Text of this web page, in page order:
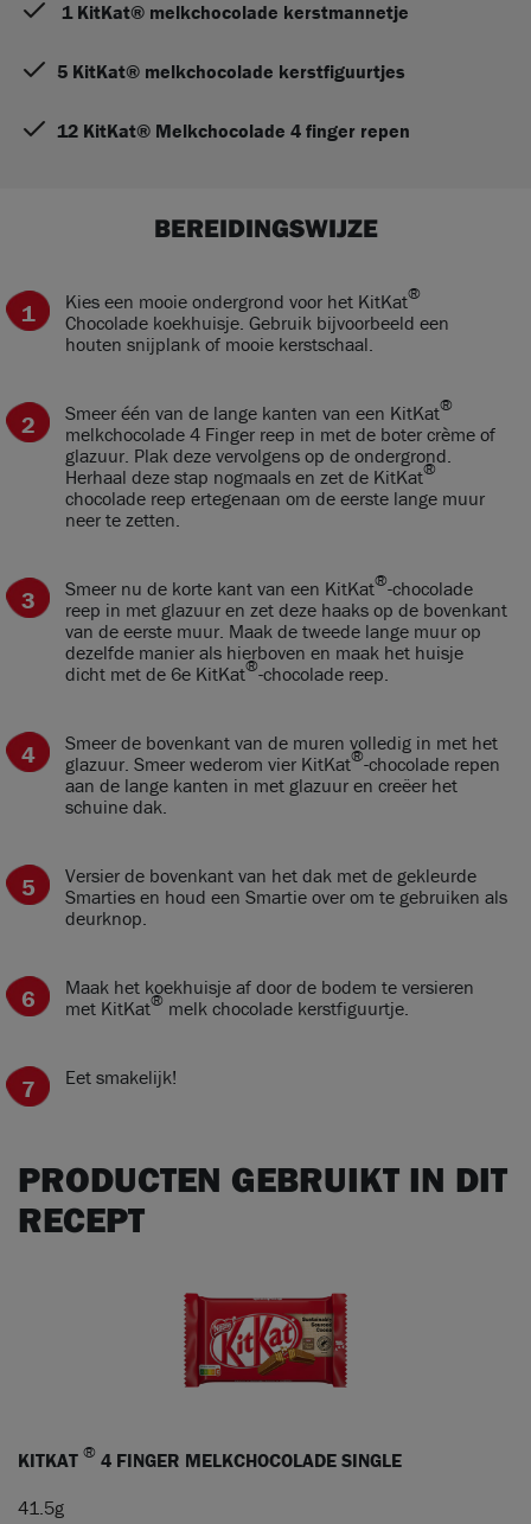
1 KitKat® melkchocolade kerstmannetje
5 KitKat® melkchocolade kerstfiguurtjes
12 KitKat® Melkchocolade 4 finger repen
BEREIDINGSWIJZE
Kies een mooie ondergrond voor het KitKat®
Chocolade koekhuisje. Gebruik bijvoorbeeld een
houten snijplank of mooie kerstschaal.
Smeer één van de lange kanten van een KitKat®
melkchocolade 4 Finger reep in met de boter crème of
glazuur. Plak deze vervolgens op de ondergrond.
Herhaal deze stap nogmaals en zet de KitKat®
chocolade reep ertegenaan om de eerste lange muur
neer te zetten.
Smeer nu de korte kant van een KitKat®-chocolade
reep in met glazuur en zet deze haaks op de bovenkant
van de eerste muur. Maak de tweede lange muur op
dezelfde manier als hierboven en maak het huisje
dicht met de 6e KitKat®-chocolade reep.
Smeer de bovenkant van de muren volledig in met het
glazuur. Smeer wederom vier KitKat®-chocolade repen
aan de lange kanten in met glazuur en creëer het
schuine dak.
Versier de bovenkant van het dak met de gekleurde
Smarties en houd een Smartie over om te gebruiken als
deurknop.
Maak het koekhuisje af door de bodem te versieren
met KitKat® melk chocolade kerstfiguurtje.
Eet smakelijk!
PRODUCTEN GEBRUIKT IN DIT
RECEPT
KITKAT ® 4 FINGER MELKCHOCOLADE SINGLE
41.5g